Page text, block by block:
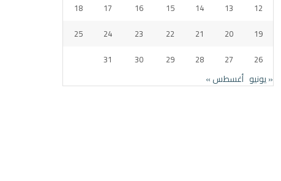
12
13
14
15
16
17
18
19
20
21
22
23
24
25
26
27
28
29
30
31
« يونيو أغسطس »